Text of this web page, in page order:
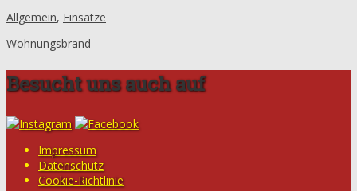
Allgemein, Einsätze
Wohnungsbrand
Besucht uns auch auf
Impressum
Datenschutz
Cookie-Richtlinie